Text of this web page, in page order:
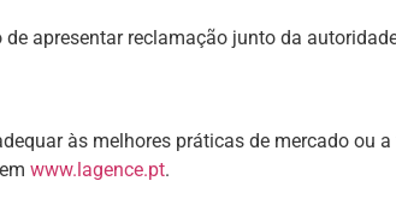
apresentar reclamação junto da
às melhores práticas de mercado ou
www.lagence.pt.